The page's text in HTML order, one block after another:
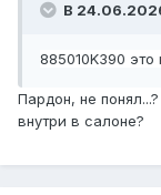
В
885010K390
Пардон, не
внутри в салоне?